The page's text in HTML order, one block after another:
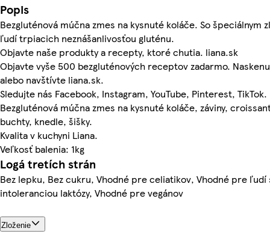
Popis
Bezgluténová múčna zmes na kysnuté koláče. So špeciálnym
ľudí trpiacich neznášanlivosťou gluténu.
Objavte naše produkty a recepty, ktoré chutia. liana.sk
Objavte vyše 500 bezgluténových receptov zadarmo.
alebo navštívte liana.sk.
Sledujte nás Facebook, Instagram, YouTube, Pinterest, TikTok.
Bezgluténová múčna zmes na kysnuté koláče, záviny,
buchty, knedle, šišky.
Kvalita v kuchyni Liana.
Veľkosť balenia: 1kg
Logá tretích strán
Bez lepku, Bez cukru, Vhodné pre celiatikov, Vhodné pre ľudí
intoleranciou laktózy, Vhodné pre vegánov
Zloženie